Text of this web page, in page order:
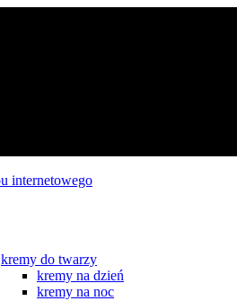
kremy do twarzy
kremy na dzień
kremy na noc